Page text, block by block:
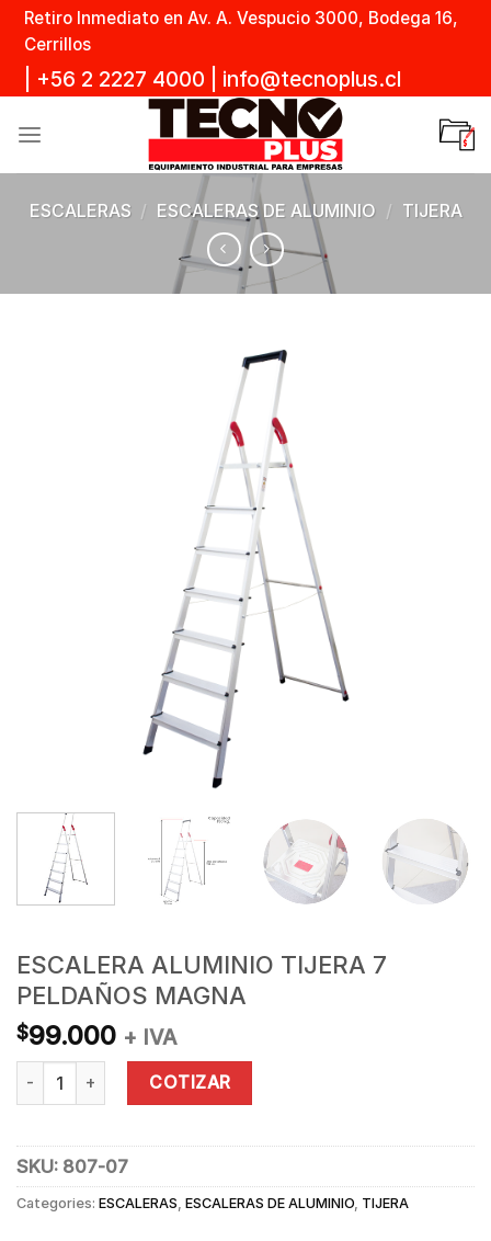
Skip
content
Retiro Inmediato en Av. A. Vespucio 3000, Bodega 16,
Cerrillos
+56 2 2227 4000 info@tecnoplus.cl
ESCALERAS / ESCALERAS DE ALUMINIO / TIJERA
ESCALERA ALUMINIO TIJERA 7
PELDAÑOS MAGNA
$99.000 + IVA
ESCALERA ALUMINIO TIJERA 7 PELDAÑOS MAGNA quantity
COTIZAR
SKU: 807-07
Categories: ESCALERAS ESCALERAS DE ALUMINIO TIJERA